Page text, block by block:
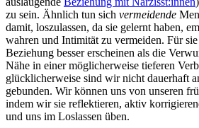
zu sein. Ähnlich tun sich vermeidende
damit, loszulassen, da sie gelernt haben,
wahren und Intimität zu vermeiden. Für
Beziehung besser erscheinen als die
Nähe in einer möglicherweise tieferen
glücklicherweise sind wir nicht dauerhaft
gebunden. Wir können uns von unseren
indem wir sie reflektieren, aktiv
und uns im Loslassen üben.